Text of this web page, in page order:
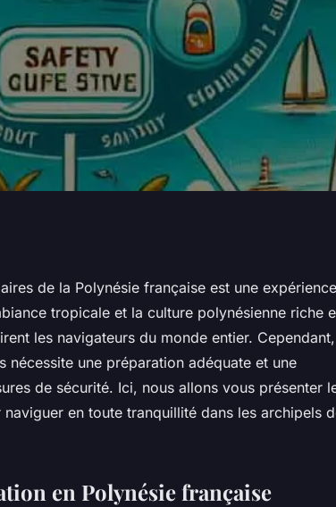
de la
de la Polynésie française est une expérience
tropicale et la culture polynésienne riche
les navigateurs du monde entier.
nécessite une préparation adéquate et une
de sécurité. Ici, nous allons vous présenter
en toute tranquillité dans les archipels
en Polynésie française